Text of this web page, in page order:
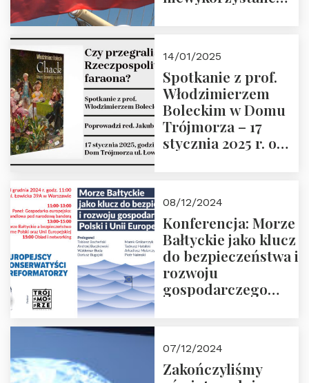
14/01/2025
Spotkanie z prof.
Włodzimierzem
Boleckim w Domu
Trójmorza – 17
stycznia 2025 r. o
08/12/2024
Konferencja: Morze
Bałtyckie jako klucz
do bezpieczeństwa i
rozwoju
gospodarczego
ZAPRASZAMY
07/12/2024
Zakończyliśmy